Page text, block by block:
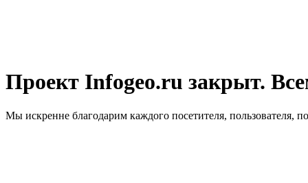
Проект Infogeo.ru закрыт.
Мы искренне благодарим каждого посетителя, пользователя,